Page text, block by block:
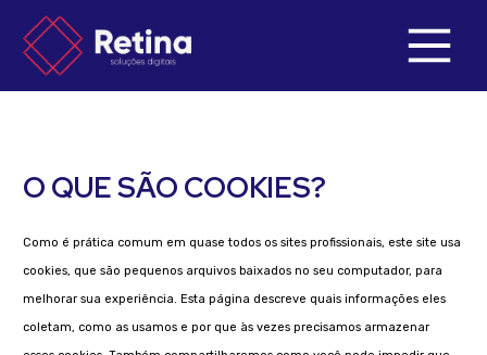
O QUE SÃO COOKIES?
Como é prática comum em quase todos os sites profissionais, este site usa
cookies, que são pequenos arquivos baixados no seu computador, para
melhorar sua experiência. Esta página descreve quais informações eles
coletam, como as usamos e por que às vezes precisamos armazenar